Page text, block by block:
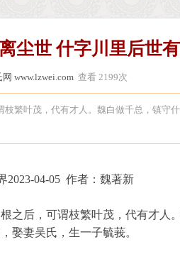
尘世 什字川里后世
www.lzwei.com 查看 2199次
繁叶茂，代有才人。魏白做千总，镇守
2023-04-05 作者：魏著新
之后，可谓枝繁叶茂，代有才人
娶妻吴氏，生一子毓莪。